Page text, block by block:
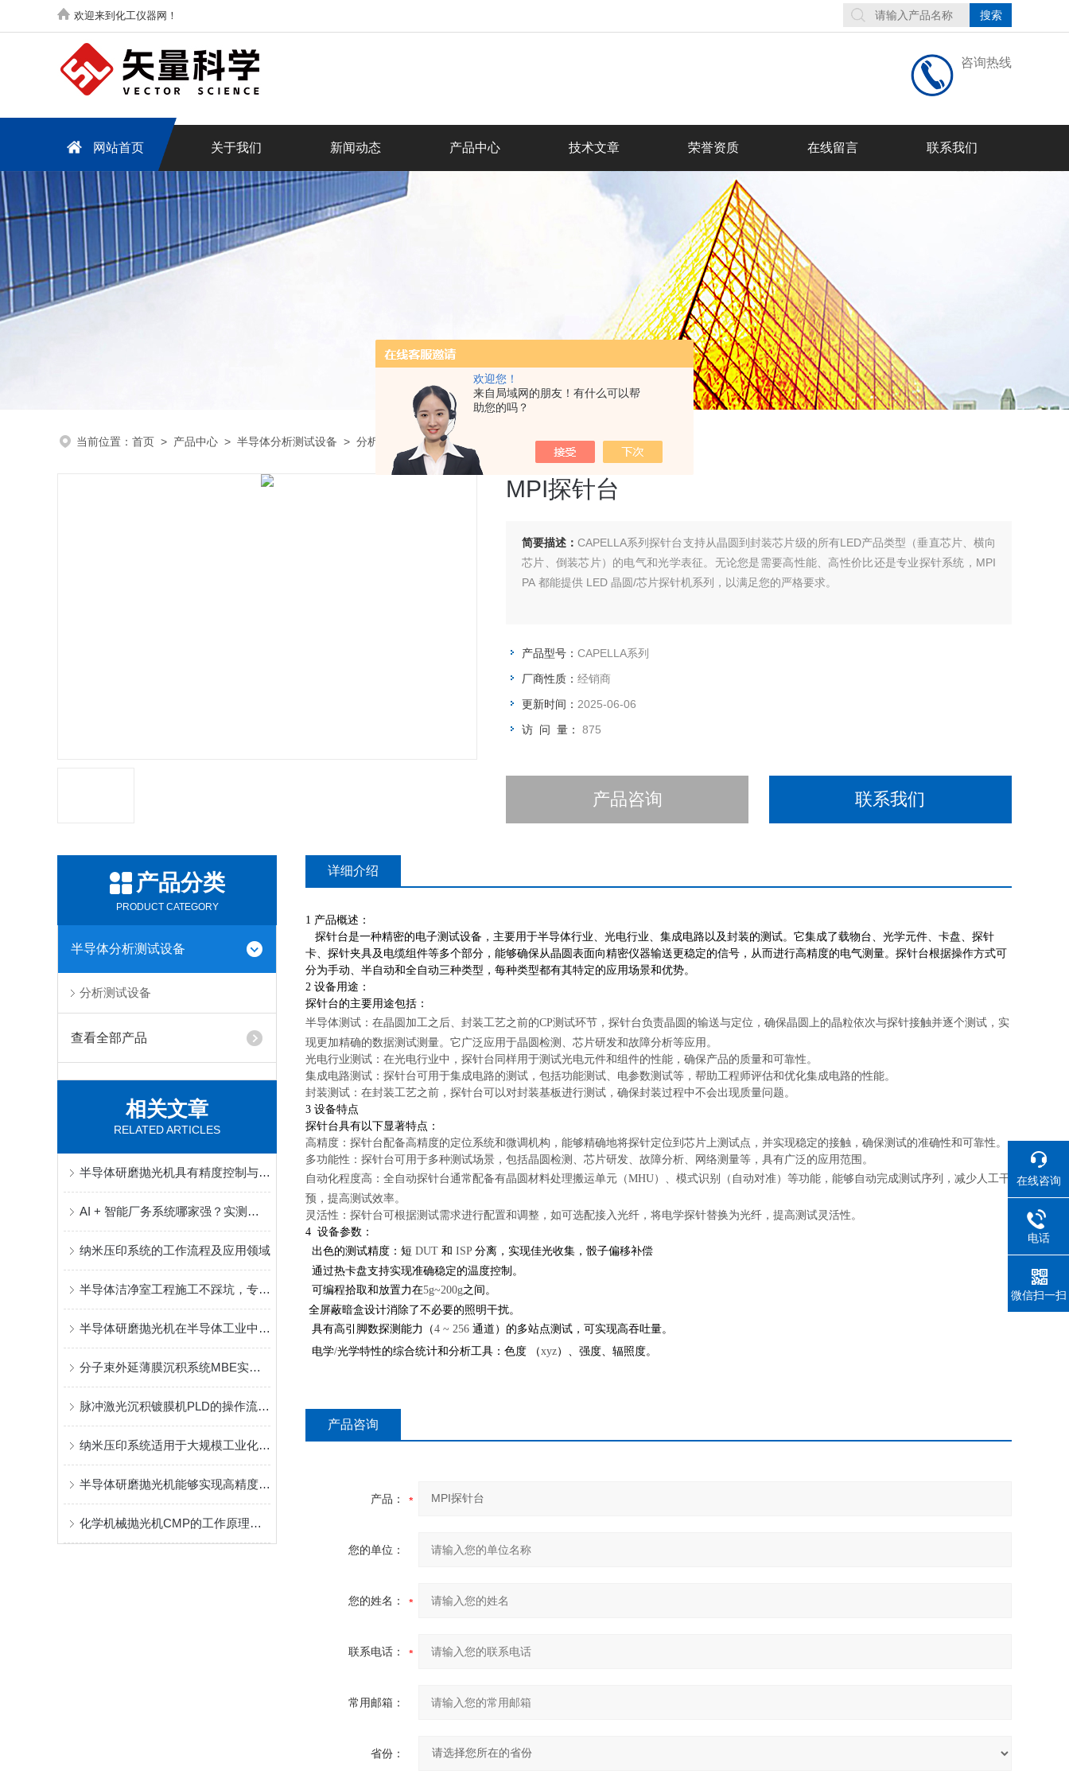
欢迎您！
来自局域网的朋友！有什么可以帮
助您的吗？
欢迎来到化工仪器网！
咨询热线
网站首页 关于我们 新闻动态 产品中心 技术文章 荣誉资质 在线留言 联系我们
当前位置： 首页 > 产品中心 > 半导体分析测试设备 > 分析测试设备 >CAPELLA系列MPI探针台
MPI探针台
简要描述： CAPELLA系列探针台支持从晶圆到封装芯片级的所有LED产品类型（垂直芯片、横向
芯片、倒装芯片）的电气和光学表征。无论您是需要高性能、高性价比还是专业探针系统，MPI
PA 都能提供 LED 晶圆/芯片探针机系列，以满足您的严格要求。
产品型号： CAPELLA系列
厂商性质： 经销商
更新时间： 2025-06-06
访 问 量： 875
产品咨询 联系我们
产品分类
PRODUCT CATEGORY
半导体分析测试设备
分析测试设备
查看全部产品
相关文章
RELATED ARTICLES
半导体研磨抛光机具有精度控制与自动化调节功能
AI + 智能厂务系统哪家强？实测解析实力制造商矢量科学核心优势
纳米压印系统的工作流程及应用领域
半导体洁净室工程施工不踩坑，专业洁净间装修服务商推荐
半导体研磨抛光机在半导体工业中的应用
分子束外延薄膜沉积系统MBE实现对薄膜厚度和结构的精确调控
脉冲激光沉积镀膜机PLD的操作流程和注意事项
纳米压印系统适用于大规模工业化生产
半导体研磨抛光机能够实现高精度和高效率的表面处理
化学机械抛光机CMP的工作原理及应用场景
详细介绍
1 产品概述：
探针台是一种精密的电子测试设备，主要用于半导体行业、光电行业、集成电路以及封装的测试。它集成了载物台、光学元件、卡盘、探针
卡、探针夹具及电缆组件等多个部分，能够确保从晶圆表面向精密仪器输送更稳定的信号，从而进行高精度的电气测量。探针台根据操作方式可
分为手动、半自动和全自动三种类型，每种类型都有其特定的应用场景和优势。
2 设备用途：
探针台的主要用途包括：
半导体测试：在晶圆加工之后、封装工艺之前的CP测试环节，探针台负责晶圆的输送与定位，确保晶圆上的晶粒依次与探针接触并逐个测试，实
现更加精确的数据测试测量。它广泛应用于晶圆检测、芯片研发和故障分析等应用。
光电行业测试：在光电行业中，探针台同样用于测试光电元件和组件的性能，确保产品的质量和可靠性。
集成电路测试：探针台可用于集成电路的测试，包括功能测试、电参数测试等，帮助工程师评估和优化集成电路的性能。
封装测试：在封装工艺之前，探针台可以对封装基板进行测试，确保封装过程中不会出现质量问题。
3 设备特点
探针台具有以下显著特点：
高精度：探针台配备高精度的定位系统和微调机构，能够精确地将探针定位到芯片上测试点，并实现稳定的接触，确保测试的准确性和可靠性。
多功能性：探针台可用于多种测试场景，包括晶圆检测、芯片研发、故障分析、网络测量等，具有广泛的应用范围。
自动化程度高：全自动探针台通常配备有晶圆材料处理搬运单元（MHU）、模式识别（自动对准）等功能，能够自动完成测试序列，减少人工干
预，提高测试效率。
灵活性：探针台可根据测试需求进行配置和调整，如可选配接入光纤，将电学探针替换为光纤，提高测试灵活性。
4 设备参数：
出色的测试精度：短 DUT 和 ISP 分离，实现佳光收集，骰子偏移补偿
通过热卡盘支持实现准确稳定的温度控制。
可编程拾取和放置力在5g~200g之间。
全屏蔽暗盒设计消除了不必要的照明干扰。
具有高引脚数探测能力（4 ~ 256 通道）的多站点测试，可实现高吞吐量。
电学/光学特性的综合统计和分析工具：色度 （xyz）、强度、辐照度。
产品咨询
产品：
您的单位：
您的姓名：
联系电话：
常用邮箱：
省份：
在线咨询
电话
微信扫一扫